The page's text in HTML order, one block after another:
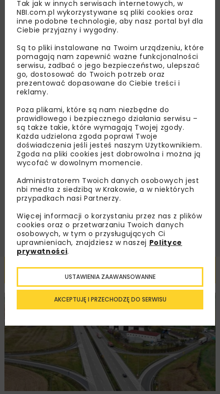
Lubisz wiedzieć więcej?
Zapisz się do newslettera aby otrzymywać od
nas najlepsze informacje branżowe,
zaproszenia na wydarzenia, atrakcyjne oferty i
dedykowane akcje specjalne.
Zapoznałam/em się zPolityką Prywatności
podany przeze mnie adres e-mail korespondencji
handlowej w postaci newslettera.
ZAPISZ MNIE
Powiązane artykuły
INWESTYCJE
Tak jak w innych serwisach internetowych, w
NBI.com.pl wykorzystywane są pliki cookies oraz
inne podobne technologie, aby nasz portal był dla
Ciebie przyjazny i wygodny.
Są to pliki instalowane na Twoim urządzeniu, które
pomagają nam zapewnić ważne funkcjonalności
serwisu, zadbać o jego bezpieczeństwo, ulepszać
go, dostosować do Twoich potrzeb oraz
prezentować dopasowane do Ciebie treści i
reklamy.
Poza plikami, które są nam niezbędne do
prawidłowego i bezpiecznego działania serwisu –
są także takie, które wymagają Twojej zgody.
Każda udzielona zgoda poprawi Twoje
doświadczenia jeśli jesteś naszym Użytkownikiem.
Zgoda na pliki cookies jest dobrowolna i można ją
wycofać w dowolnym momencie.
Administratorem Twoich danych osobowych jest
nbi med!a z siedzibą w Krakowie, a w niektórych
przypadkach nasi Partnerzy.
Więcej informacji o korzystaniu przez nas z plików
cookies oraz o przetwarzaniu Twoich danych
osobowych, w tym o przysługujących Ci
uprawnieniach, znajdziesz w naszej Polityce
prywatności.
AKCEPTUJĘ I PRZECHODZĘ DO SERWISU
USTAWIENIA ZAAWANSOWANNE